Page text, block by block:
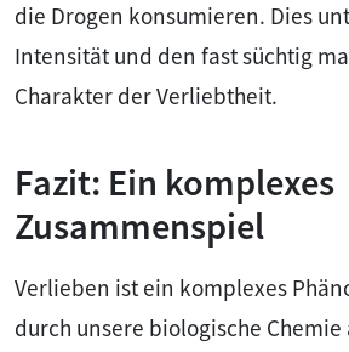
die Drogen konsumieren. Dies
Intensität und den fast süchtig
Charakter der Verliebtheit.
Fazit: Ein komplexes
Zusammenspiel
Verlieben ist ein komplexes
durch unsere biologische Chemie